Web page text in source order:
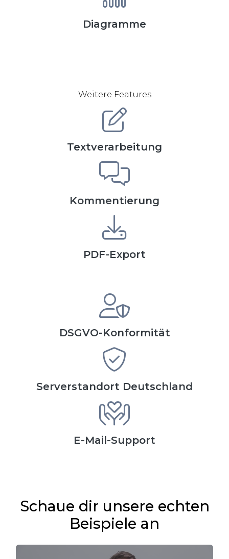
Diagramme
Weitere Features
Textverarbeitung
Kommentierung
PDF-Export
DSGVO-Konformität
Serverstandort Deutschland
E-Mail-Support
Schaue dir unsere echten
Beispiele an